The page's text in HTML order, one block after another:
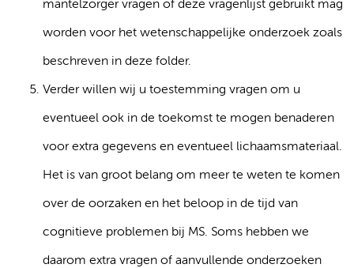
mantelzorger vragen of deze vragenlijst gebruikt mag
worden voor het wetenschappelijke onderzoek zoals
beschreven in deze folder.
Verder willen wij u toestemming vragen om u
eventueel ook in de toekomst te mogen benaderen
voor extra gegevens en eventueel lichaamsmateriaal.
Het is van groot belang om meer te weten te komen
over de oorzaken en het beloop in de tijd van
cognitieve problemen bij MS. Soms hebben we
daarom extra vragen of aanvullende onderzoeken